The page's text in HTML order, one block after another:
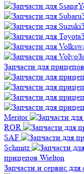
Запчасти для прицепов
Meritor
ROR
SAF
Schmitz
прицепов Wielton
Запчасти и сервис для